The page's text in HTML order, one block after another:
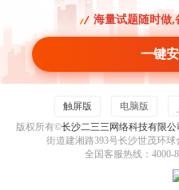
海量试题随时做,
一键
触屏版 电脑版
版权所有©长沙二三三网络科技有限公
街道建湘路393号长沙世茂环球
全国客服热线：4000-